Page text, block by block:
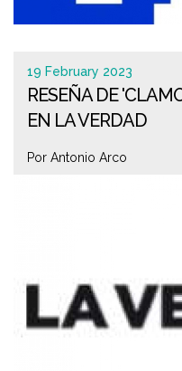
19 February 2023
RESEÑA DE
EN LA VERDAD
Por Antonio Arco